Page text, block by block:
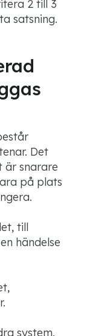
2 till 3
satsning.
Det
är snarare
på plats
till
händelse
system,